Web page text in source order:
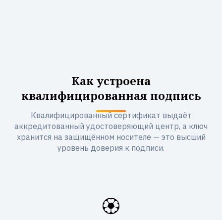
Как устроена
квалифицированная подпись
Квалифицированный сертификат выдаёт
аккредитованный удостоверяющий центр, а ключ
хранится на защищённом носителе — это высший
уровень доверия к подписи.
🏵️